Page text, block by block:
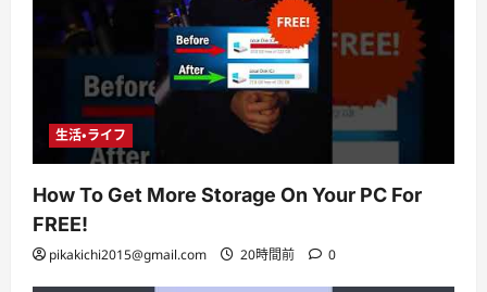
生活・ライフ
How To Get More Storage On Your PC For
FREE!
pikakichi2015@gmail.com 20時間前 0